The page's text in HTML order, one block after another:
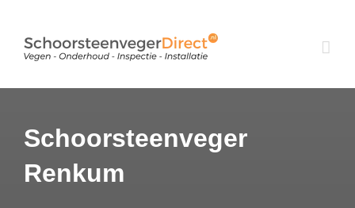
inhoud
Schoorsteenveger
Renkum